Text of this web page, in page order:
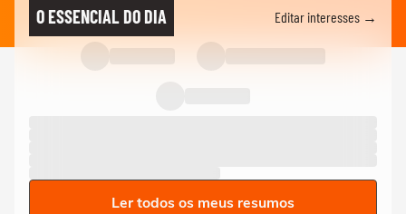
O ESSENCIAL DO DIA Editar interesses →
Ler todos os meus resumos